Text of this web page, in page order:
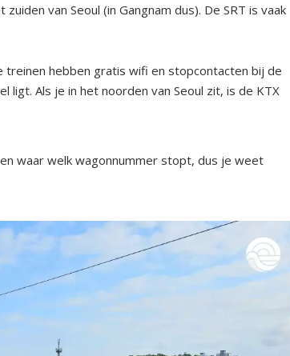
van Seoul (in Gangnam dus). De SRT is vaak
treinen hebben gratis wifi en stopcontacten bij de
ligt. Als je in het noorden van Seoul zit, is de KTX
waar welk wagonnummer stopt, dus je weet